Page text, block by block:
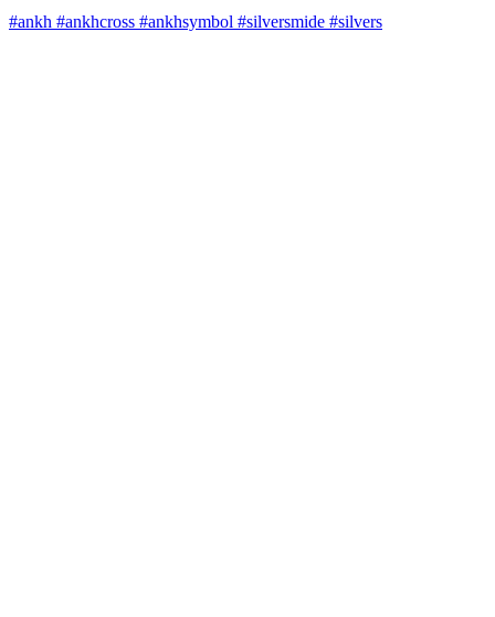
#ankh #ankhcross #ankhsymbol #silversmide #silvers